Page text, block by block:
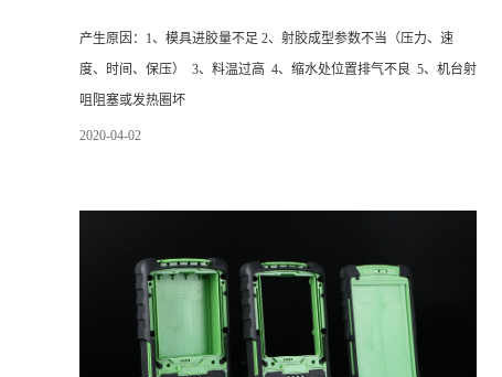
产生原因：1、模具进胶量不足 2、射胶成型参数不当（压力、速
度、时间、保压） 3、料温过高 4、缩水处位置排气不良 5、机台射
咀阻塞或发热圈坏
2020-04-02